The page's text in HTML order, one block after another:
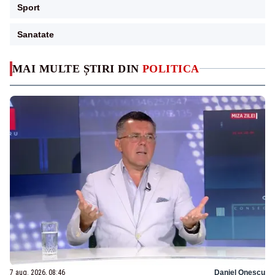
MAI MULTE ȘTIRI DIN POLITICA
7 aug. 2026, 08:46 Daniel Onescu
Sport
Sanatate